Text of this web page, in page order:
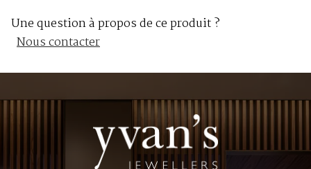
Une question à propos de ce produit ?
Nous contacter